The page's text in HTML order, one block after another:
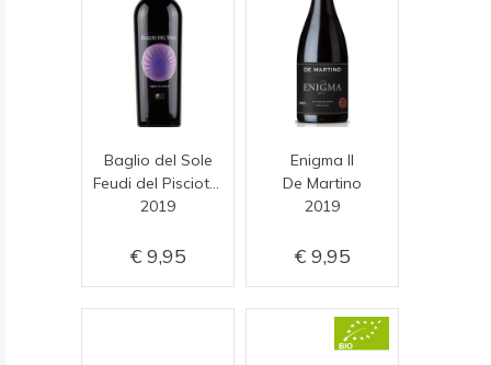
Baglio del Sole
2019
9,95
Enigma II
De Martino
2019
9,95